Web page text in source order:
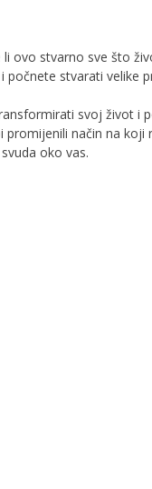
li ovo stvarno sve što
počnete stvarati velike
svoj život i
promijenili način na
oko vas.